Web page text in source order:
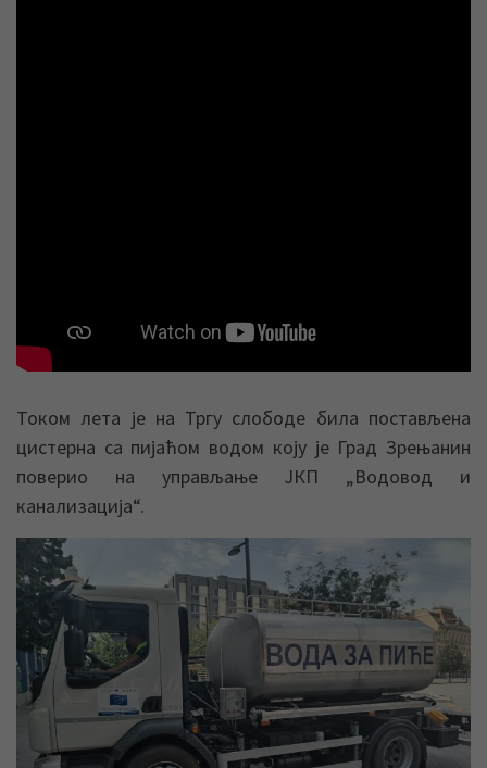
Током лета је на Тргу слободе била постављена
цистерна са пијаћом водом коју је Град Зрењанин
поверио на управљање ЈКП „Водовод и
канализација“.